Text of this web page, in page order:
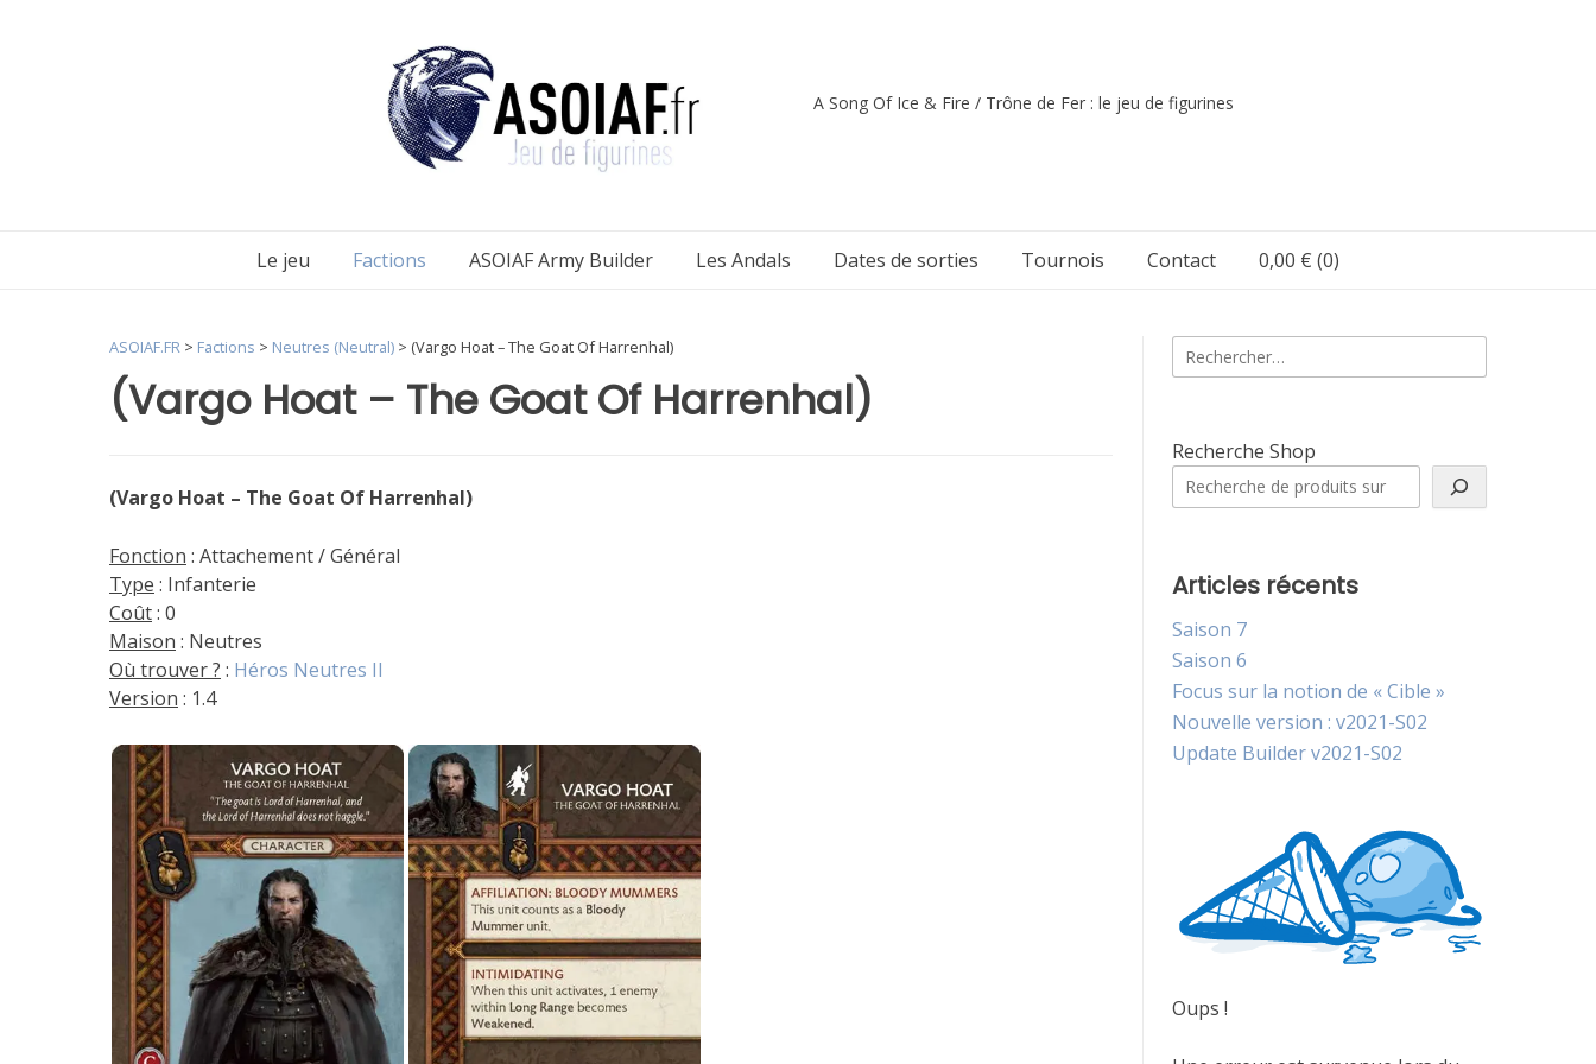
A Song Of Ice & Fire / Trône de Fer : le jeu de figurines
Le jeu Factions ASOIAF Army Builder Les Andals Dates de sorties Tournois Contact 0,00 € (0)
(Vargo Hoat – The Goat Of Harrenhal)
ASOIAF.FR > Factions > Neutres (Neutral) > (Vargo Hoat – The Goat Of Harrenhal)
(Vargo Hoat – The Goat Of Harrenhal)
Fonction : Attachement / Général
Type : Infanterie
Coût: 0
Maison : Neutres
Où trouver ? : Héros Neutres II
Version : 1.4
Rechercher :
Recherche Shop
Articles récents
Saison 7
Saison 6
Focus sur la notion de « Cible »
Nouvelle version : v2021-S02
Update Builder v2021-S02
Oups !